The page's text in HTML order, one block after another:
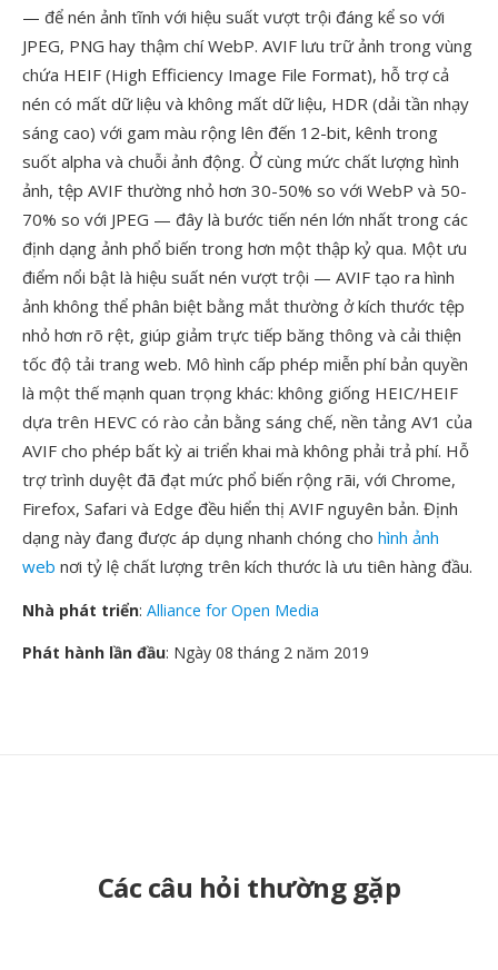
— để nén ảnh tĩnh với hiệu suất vượt trội đáng kể so với
JPEG, PNG hay thậm chí WebP. AVIF lưu trữ ảnh trong vùng
chứa HEIF (High Efficiency Image File Format), hỗ trợ cả
nén có mất dữ liệu và không mất dữ liệu, HDR (dải tần nhạy
sáng cao) với gam màu rộng lên đến 12-bit, kênh trong
suốt alpha và chuỗi ảnh động. Ở cùng mức chất lượng hình
ảnh, tệp AVIF thường nhỏ hơn 30-50% so với WebP và 50-
70% so với JPEG — đây là bước tiến nén lớn nhất trong các
định dạng ảnh phổ biến trong hơn một thập kỷ qua. Một ưu
điểm nổi bật là hiệu suất nén vượt trội — AVIF tạo ra hình
ảnh không thể phân biệt bằng mắt thường ở kích thước tệp
nhỏ hơn rõ rệt, giúp giảm trực tiếp băng thông và cải thiện
tốc độ tải trang web. Mô hình cấp phép miễn phí bản quyền
là một thế mạnh quan trọng khác: không giống HEIC/HEIF
dựa trên HEVC có rào cản bằng sáng chế, nền tảng AV1 của
AVIF cho phép bất kỳ ai triển khai mà không phải trả phí. Hỗ
trợ trình duyệt đã đạt mức phổ biến rộng rãi, với Chrome,
Firefox, Safari và Edge đều hiển thị AVIF nguyên bản. Định
dạng này đang được áp dụng nhanh chóng cho hình ảnh
web nơi tỷ lệ chất lượng trên kích thước là ưu tiên hàng đầu.
Nhà phát triển: Alliance for Open Media
Phát hành lần đầu: Ngày 08 tháng 2 năm 2019
Các câu hỏi thường gặp